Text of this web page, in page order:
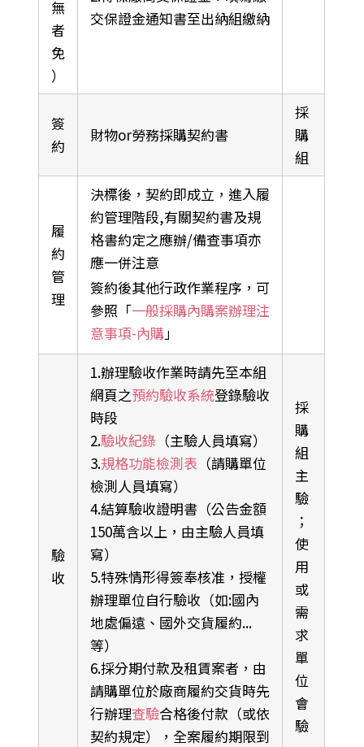
無
者
免
）
交保證金通知書至出納組繳納
簽
約
財物or勞務採購契約書
採
購
組
履
約
管
理
決標後，契約即成立，進入履
約管理階段,有關契約書及規
格書約定之應辦/備查事項亦
應一併注意
簽約後其他行政作業程序，可
參照「一般採購內購案辦理注
意事項-內購」
驗
收
1.辦理驗收作業時請先至本組
網頁之預約驗收系統登錄驗收
時段
2.驗收紀錄 （主驗人員填寫）
3.規格功能檢測表 （請購單位
檢測人員填寫）
4.結算驗收證明書（公告金額
150萬含以上，由主驗人員填
寫）
5.特殊情形得簽奉核准，授權
辦理單位自行驗收（如:國內
地處偏遠、國外交貨履約...
等）
6.採分期付款及租賃案者，由
請購單位於廠商履約交貨時先
行辦理查驗合格後付款（或依
契約規定），全案履約期限到
採
購
組
主
驗
；
使
用
或
需
求
單
位
會
驗